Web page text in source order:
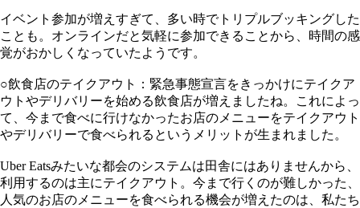
イベント参加が増えすぎて、多い時でトリプルブッキングした
ことも。オンラインだと気軽に参加できることから、時間の感
覚がおかしくなっていたようです。
○飲食店のテイクアウト：緊急事態宣言をきっかけにテイクア
ウトやデリバリーを始める飲食店が増えましたね。これによっ
て、今まで食べに行けなかったお店のメニューをテイクアウト
やデリバリーで食べられるというメリットが生まれました。
Uber Eatsみたいな都会のシステムは田舎にはありませんから、
利用するのは主にテイクアウト。今まで行くのが難しかった、
人気のお店のメニューを食べられる機会が増えたのは、私たち